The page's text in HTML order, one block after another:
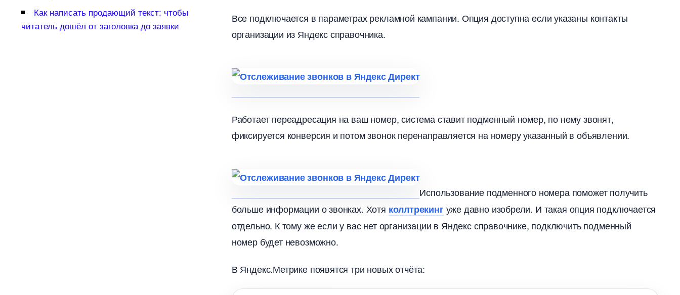
се подключается в параметрах рекламной кампании. Опция доступна если указаны контакты
организации из Яндекс справочника.
Работает переадресация на ваш номер, система ставит подменный номер, по нему звонят,
фиксируется конверсия и потом звонок перенаправляется на номеру указанный в объявлении.
Использование подменного номера поможет получить
ольше информации о звонках. Хотя коллтрекин уже давно изобрели. И такая опция подключается
отдельно. К тому же если у вас нет организации в Яндекс справочнике, подключить подменный
номер будет невозможно.
Яндекс.Метрике появятся три новых отчёта:
Как написать продающий текст: чтобы
читатель дошёл от заголовка до заявки